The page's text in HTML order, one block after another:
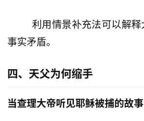
        利用情景补充法可以解释大多数表面上的
事实矛盾。
四、天父为何缩手
当查理大帝听见耶稣被捕的故事